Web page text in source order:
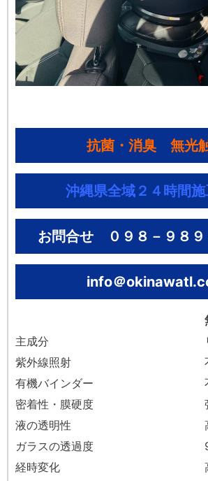
抗菌・消臭 無光
沖縄県全域２４時間
お問合せ ０９８－９８９
info＠
主成分
紫外線照射
有機バインダー
密着性・膜硬度
液の透明性
ガラスの透過度
経時変化